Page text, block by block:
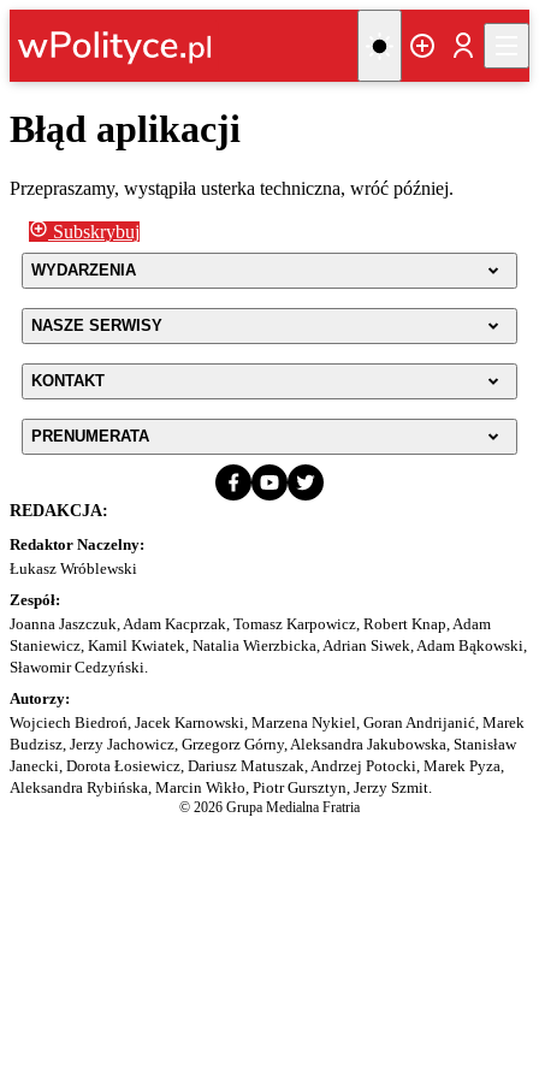
Błąd aplikacji
Przepraszamy, wystąpiła usterka techniczna, wróć później.
Subskrybuj
WYDARZENIA
NASZE SERWISY
KONTAKT
PRENUMERATA
REDAKCJA:
Redaktor Naczelny:
Łukasz Wróblewski
Zespół:
Joanna Jaszczuk, Adam Kacprzak, Tomasz Karpowicz, Robert Knap, Adam
Staniewicz, Kamil Kwiatek, Natalia Wierzbicka, Adrian Siwek, Adam Bąkowski,
Sławomir Cedzyński.
Autorzy:
Wojciech Biedroń, Jacek Karnowski, Marzena Nykiel, Goran Andrijanić, Marek
Budzisz, Jerzy Jachowicz, Grzegorz Górny, Aleksandra Jakubowska, Stanisław
Janecki, Dorota Łosiewicz, Dariusz Matuszak, Andrzej Potocki, Marek Pyza,
Aleksandra Rybińska, Marcin Wikło, Piotr Gursztyn, Jerzy Szmit.
© 2026 Grupa Medialna Fratria